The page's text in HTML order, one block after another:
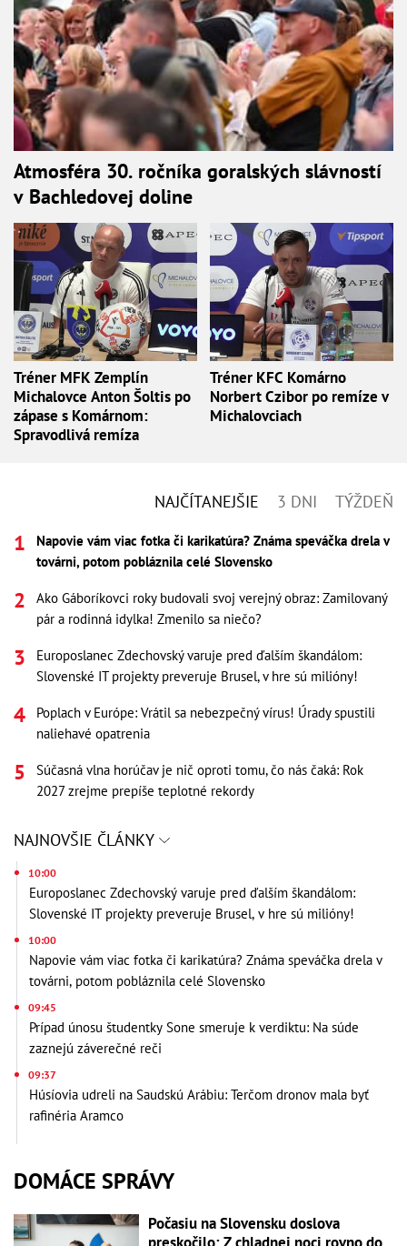
Atmosféra 30. ročníka goralských slávností
v Bachledovej doline
Tréner MFK Zemplín
Michalovce Anton Šoltis po
zápase s Komárnom:
Spravodlivá remíza
Tréner KFC Komárno
Norbert Czibor po remíze v
Michalovciach
NAJČÍTANEJŠIE 3 DNI TÝŽDEŇ
Napovie vám viac fotka či karikatúra? Známa speváčka drela v
továrni, potom pobláznila celé Slovensko
Ako Gáboríkovci roky budovali svoj verejný obraz: Zamilovaný
pár a rodinná idylka! Zmenilo sa niečo?
Europoslanec Zdechovský varuje pred ďalším škandálom:
Slovenské IT projekty preveruje Brusel, v hre sú milióny!
Poplach v Európe: Vrátil sa nebezpečný vírus! Úrady spustili
naliehavé opatrenia
Súčasná vlna horúčav je nič oproti tomu, čo nás čaká: Rok
2027 zrejme prepíše teplotné rekordy
NAJNOVŠIE ČLÁNKY
10:00
Europoslanec Zdechovský varuje pred ďalším škandálom:
Slovenské IT projekty preveruje Brusel, v hre sú milióny!
10:00
Napovie vám viac fotka či karikatúra? Známa speváčka drela v
továrni, potom pobláznila celé Slovensko
09:45
Prípad únosu študentky Sone smeruje k verdiktu: Na súde
zaznejú záverečné reči
09:37
Húsíovia udreli na Saudskú Arábiu: Terčom dronov mala byť
rafinéria Aramco
DOMÁCE SPRÁVY
Počasiu na Slovensku doslova